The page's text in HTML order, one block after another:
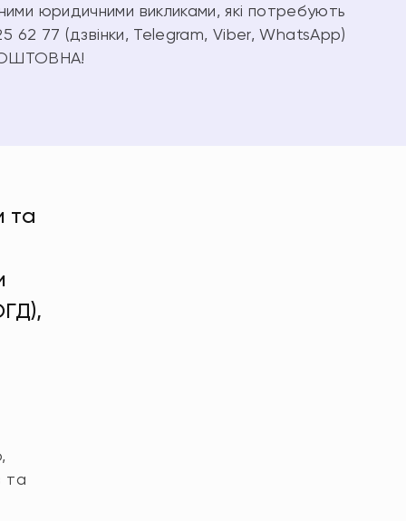
юридичними викликами, які потребують
62 77 (дзвінки, Telegram, Viber, WhatsApp)
та
та